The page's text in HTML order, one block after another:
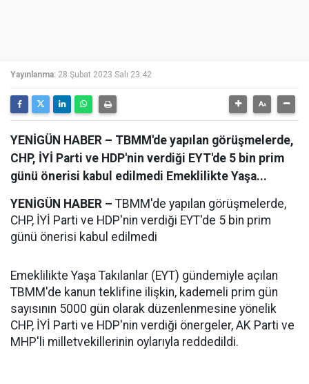
Yayınlanma: 28 Şubat 2023 Salı 23:42
YENİGÜN HABER – TBMM'de yapılan görüşmelerde,
CHP, İYİ Parti ve HDP'nin verdiği EYT'de 5 bin prim
günü önerisi kabul edilmedi Emeklilikte Yaşa...
YENİGÜN HABER – TBMM'de yapılan görüşmelerde,
CHP, İYİ Parti ve HDP'nin verdiği EYT'de 5 bin prim
günü önerisi kabul edilmedi
Emeklilikte Yaşa Takılanlar (EYT) gündemiyle açılan
TBMM'de kanun teklifine ilişkin, kademeli prim gün
sayısının 5000 gün olarak düzenlenmesine yönelik
CHP, İYİ Parti ve HDP'nin verdiği önergeler, AK Parti ve
MHP'li milletvekillerinin oylarıyla reddedildi.